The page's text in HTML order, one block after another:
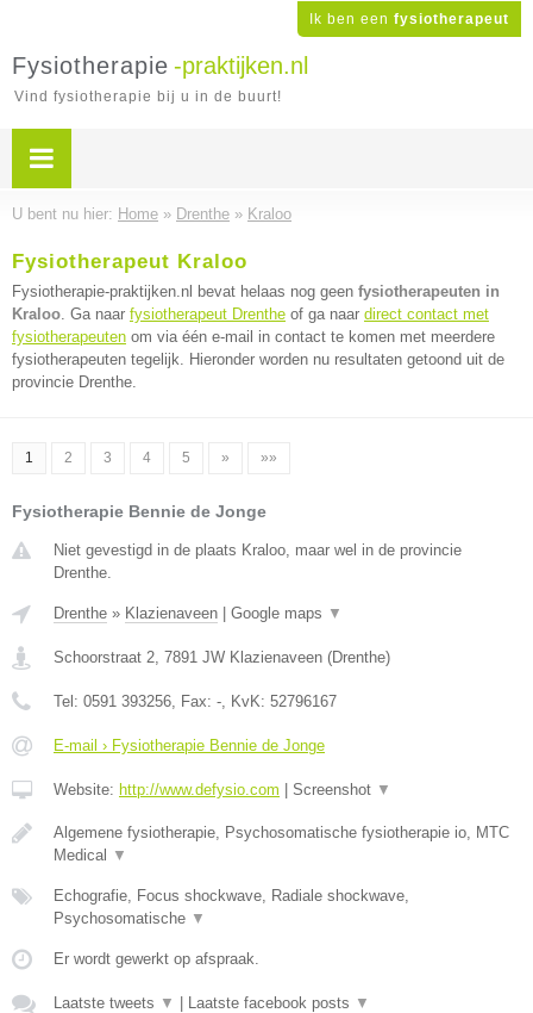
Ik ben een fysiotherapeut
Fysiotherapie -praktijken.nl
Vind fysiotherapie bij u in de buurt!
U bent nu hier: Home » Drenthe » Kraloo
Fysiotherapeut Kraloo
Fysiotherapie-praktijken.nl bevat helaas nog geen fysiotherapeuten in
Kraloo. Ga naar fysiotherapeut Drenthe of ga naar direct contact met
fysiotherapeuten om via één e-mail in contact te komen met meerdere
fysiotherapeuten tegelijk. Hieronder worden nu resultaten getoond uit de
provincie Drenthe.
1 2 3 4 5 » »»
Fysiotherapie Bennie de Jonge
Niet gevestigd in de plaats Kraloo, maar wel in de provincie
Drenthe.
Drenthe » Klazienaveen Google maps ▼
Schoorstraat 2, 7891 JW Klazienaveen (Drenthe)
Tel: 0591 393256, Fax: -, KvK: 52796167
E-mail › Fysiotherapie Bennie de Jonge
Website: http://www.defysio.com Screenshot ▼
Algemene fysiotherapie, Psychosomatische fysiotherapie io, MTC
Medical
▼
Echografie, Focus shockwave, Radiale shockwave,
Psychosomatische ▼
Er wordt gewerkt op afspraak.
Laatste tweets ▼ Laatste facebook posts ▼